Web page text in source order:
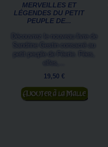
MERVEILLES ET
LÉGENDES DU PETIT
PEUPLE DE...
Découvrez le nouveau livre de
Sandrine Gestin consacré au
petit peuple de Féerie. Fées,
elfes,...
19,50 €
Ajouter au panier